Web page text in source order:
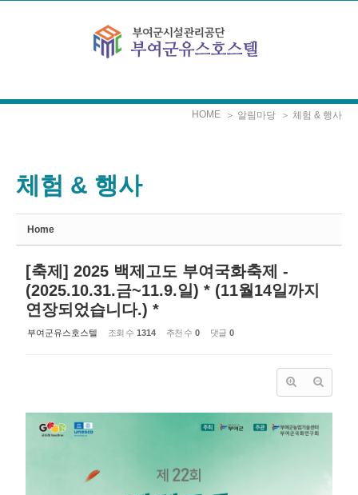
HOME ＞ 알림마당 ＞ 체험 & 행사
체험 & 행사
Home
[축제] 2025 백제고도 부여국화축제 -
(2025.10.31.금~11.9.일) * (11월14일까지
연장되었습니다.) *
부여군유스호스텔 조회 수 1314 추천 수 0 댓글 0